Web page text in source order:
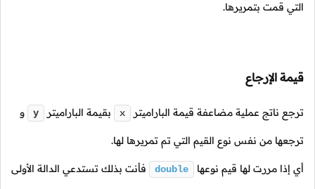
التي قمت بتمريرها.
قيمة الإرجاع
ترجع ناتج عملية مضاعفة قيمة الباراميتر x بقيمة الباراميتر y و
ترجعها من نفس نوع القيم التي تم تمريرها لها.
أي إذا مررت لها قيم نوعها double فأنت بذلك تستدعي الدالة الأولى